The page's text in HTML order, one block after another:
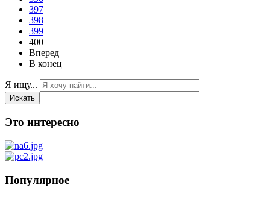
397
398
399
400
Вперед
В конец
Я ищу...
Искать
Это интересно
Популярное